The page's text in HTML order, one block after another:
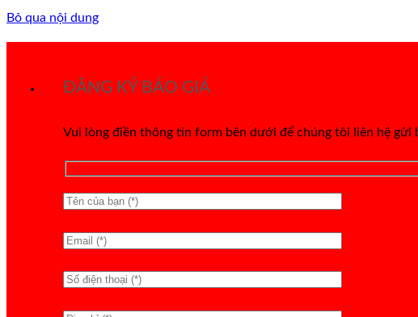
Bỏ qua nội dung
ĐĂNG KÝ BÁO GIÁ
Vui lòng điền thông tin form bên dưới để chúng tôi liên hệ gửi